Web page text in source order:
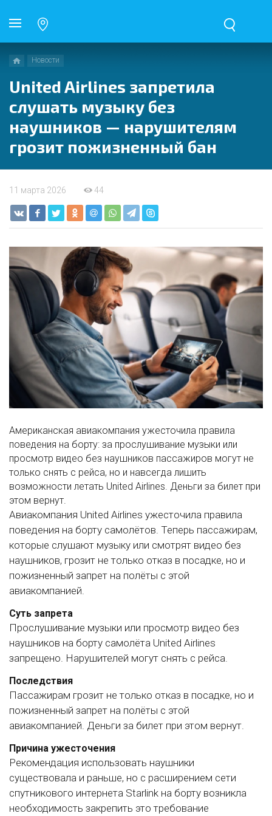
Новости
United Airlines запретила
слушать музыку без
наушников — нарушителям
грозит пожизненный бан
11 марта 2026 44
Американская авиакомпания ужесточила правила
поведения на борту: за прослушивание музыки или
просмотр видео без наушников пассажиров могут не
только снять с рейса, но и навсегда лишить
возможности летать United Airlines. Деньги за билет при
этом вернут.
Авиакомпания United Airlines ужесточила правила
поведения на борту самолётов. Теперь пассажирам,
которые слушают музыку или смотрят видео без
наушников, грозит не только отказ в посадке, но и
пожизненный запрет на полёты с этой
авиакомпанией.
Суть запрета
Прослушивание музыки или просмотр видео без
наушников на борту самолёта United Airlines
запрещено. Нарушителей могут снять с рейса.
Последствия
Пассажирам грозит не только отказ в посадке, но и
пожизненный запрет на полёты с этой
авиакомпанией. Деньги за билет при этом вернут.
Причина ужесточения
Рекомендация использовать наушники
существовала и раньше, но с расширением сети
спутникового интернета Starlink на борту возникла
необходимость закрепить это требование